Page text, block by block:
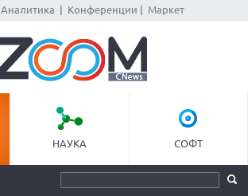
Аналитика Конференции Маркет
НАУКА СОФТ